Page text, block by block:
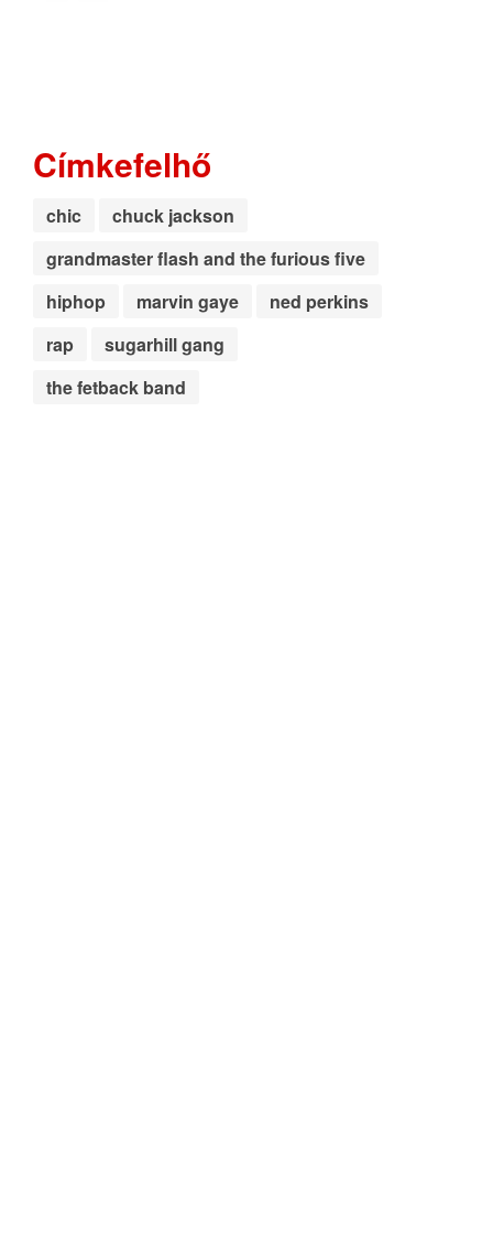
Címkefelhő
chic
chuck jackson
grandmaster flash and the furious five
hiphop
marvin gaye
ned perkins
rap
sugarhill gang
the fetback band